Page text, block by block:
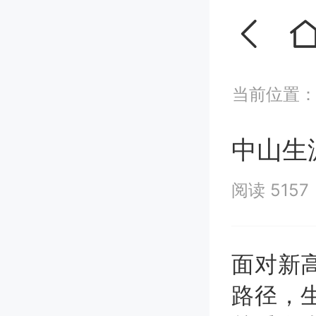
当前位置：
中山
阅读 5157
面对新
路径，